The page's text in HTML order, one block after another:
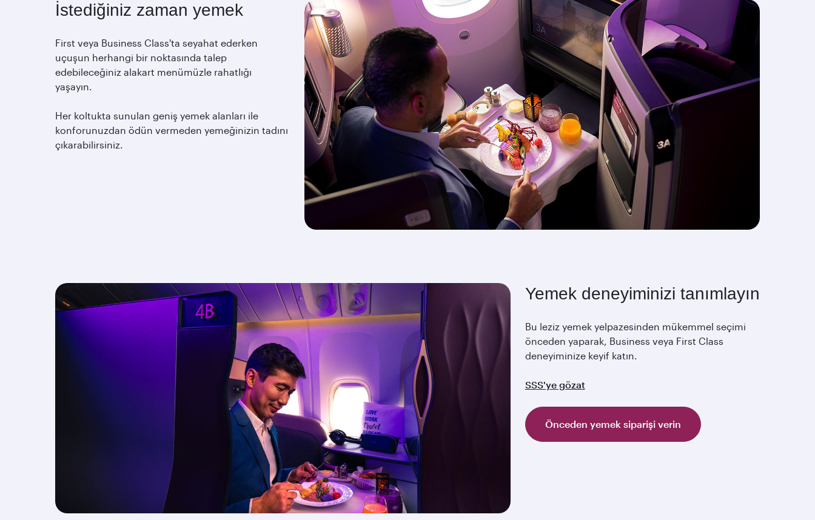
İstediğiniz zaman yemek
First veya Business Class'ta seyahat ederken
uçuşun herhangi bir noktasında talep
edebileceğiniz alakart menümüzle rahatlığı
yaşayın.
Her koltukta sunulan geniş yemek alanları ile
konforunuzdan ödün vermeden yemeğinizin tadını
çıkarabilirsiniz.
Yemek deneyiminizi tanımlayın
Bu leziz yemek yelpazesinden mükemmel seçimi
önceden yaparak, Business veya First Class
deneyiminize keyif katın.
SSS'ye gözat
Önceden yemek siparişi verin